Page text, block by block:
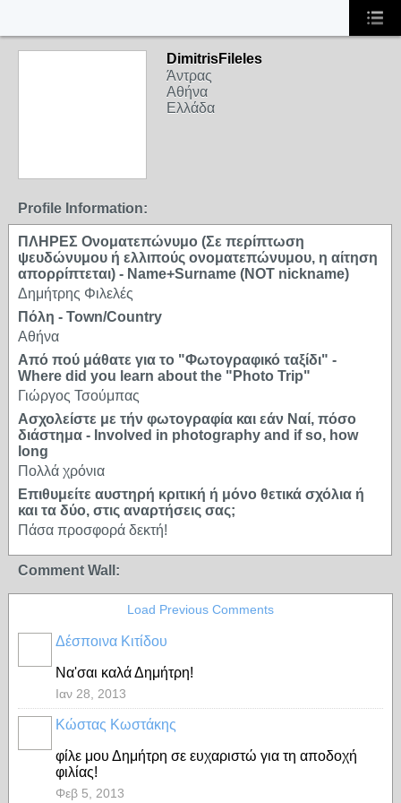
DimitrisFileles
Άντρας
Αθήνα
Ελλάδα
Profile Information:
ΠΛΗΡΕΣ Ονοματεπώνυμο (Σε περίπτωση
ψευδώνυμου ή ελλιπούς ονοματεπώνυμου, η αίτηση
απορρίπτεται) - Name+Surname (NOT nickname)
Δημήτρης Φιλελές
Πόλη - Town/Country
Αθήνα
Από πού μάθατε για το "Φωτογραφικό ταξίδι" -
Where did you learn about the "Photo Trip"
Γιώργος Τσούμπας
Ασχολείστε με τήν φωτογραφία και εάν Ναί, πόσο
διάστημα - Involved in photography and if so, how
long
Πολλά χρόνια
Επιθυμείτε αυστηρή κριτική ή μόνο θετικά σχόλια ή
και τα δύο, στις αναρτήσεις σας;
Πάσα προσφορά δεκτή!
Comment Wall:
Load Previous Comments
Δέσποινα Κιτίδου
Να'σαι καλά Δημήτρη!
Ιαν 28, 2013
Κώστας Κωστάκης
φίλε μου Δημήτρη σε ευχαριστώ για τη αποδοχή
φιλίας!
Φεβ 5, 2013